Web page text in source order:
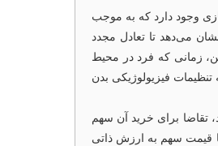
وجود دارد که به موجب
می‌دهد تا تعادل مجدد
زمانی که فرد در محیط
فیزیولوژیکی بدن
تقاضا برای خرید آن سهم
قیمت سهم به ارزش ذاتی